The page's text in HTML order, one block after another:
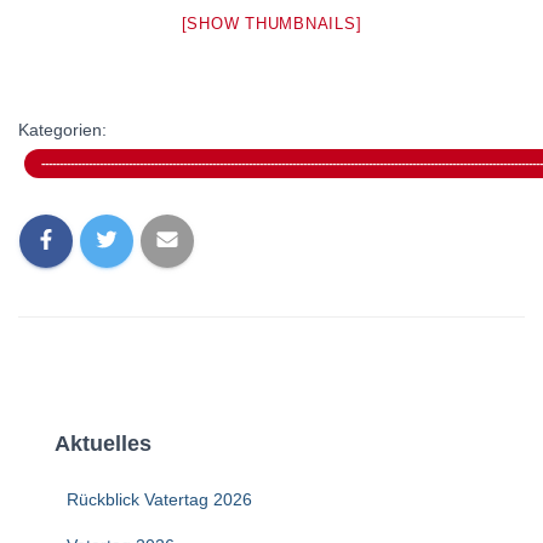
[SHOW THUMBNAILS]
Kategorien:
Aktuelles
Rückblick Vatertag 2026